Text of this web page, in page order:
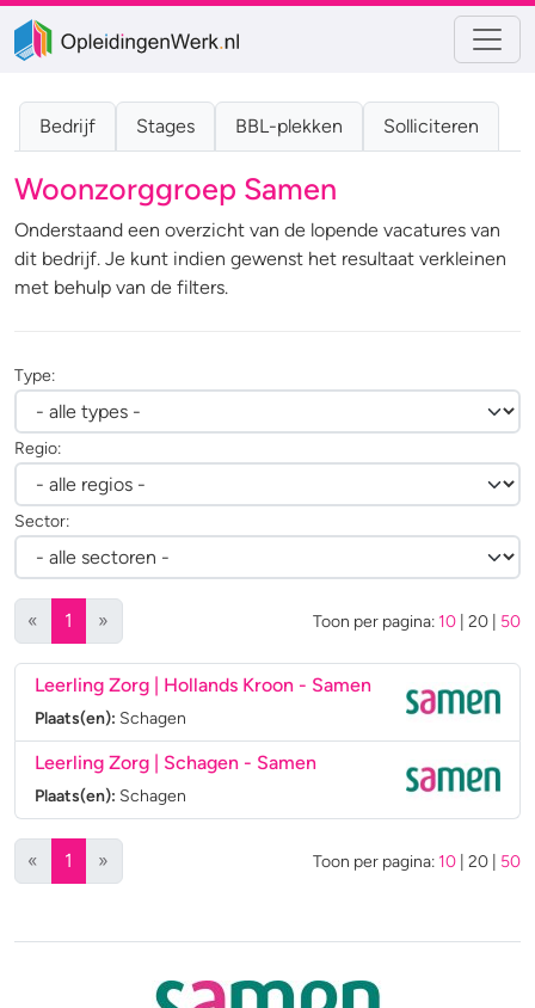
Bedrijf Stages BBL-plekken Solliciteren
Woonzorggroep Samen
Onderstaand een overzicht van de lopende vacatures van
dit bedrijf. Je kunt indien gewenst het resultaat verkleinen
met behulp van de filters.
Type:
Regio:
Sector:
« 1 (huidige)
» Toon per pagina: 10 20 50
Leerling Zorg | Hollands Kroon - Samen
Plaats(en): Schagen
Leerling Zorg | Schagen - Samen
Plaats(en): Schagen
« 1 (huidige)
» Toon per pagina: 10 20 50